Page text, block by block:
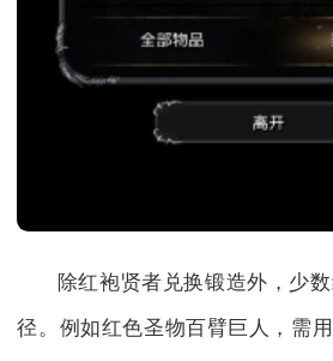
除红袍贤者兑换锻造外，少
径。例如红色圣物百臂巨人，需